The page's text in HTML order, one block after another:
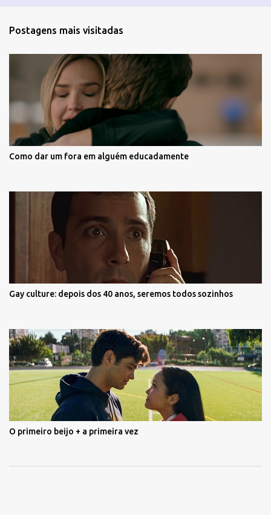
Postagens mais visitadas
Como dar um fora em alguém educadamente
Gay culture: depois dos 40 anos, seremos todos sozinhos
O primeiro beijo + a primeira vez